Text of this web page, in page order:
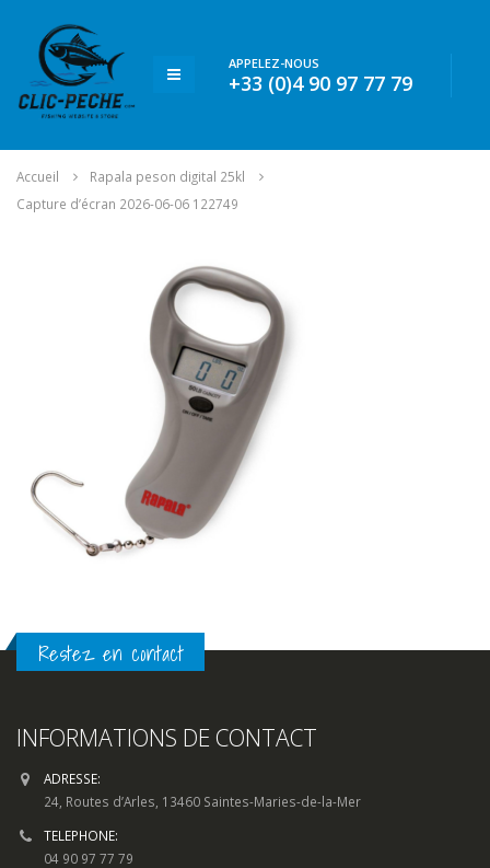
APPELEZ-NOUS
+33 (0)4 90 97 77 79
Accueil
Rapala peson digital 25kl
Capture d’écran 2026-06-06 122749
Restez en contact
INFORMATIONS DE CONTACT
ADRESSE:
24, Routes d’Arles, 13460 Saintes-Maries-de-la-Mer
TELEPHONE:
04 90 97 77 79